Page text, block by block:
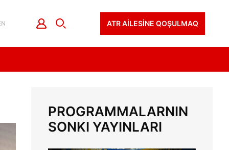
ATR AİLESİNE QOŞULMAQ
PROGRAMMALARNIN
SONKI YAYINLARI